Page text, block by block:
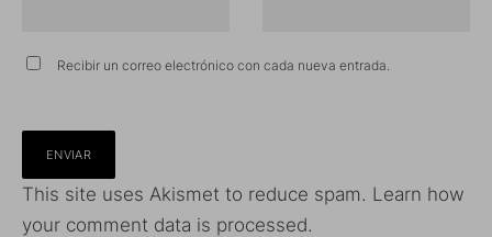
Recibir un correo electrónico con cada nueva entrada.
This site uses Akismet to reduce spam. Learn how
your comment data is processed.